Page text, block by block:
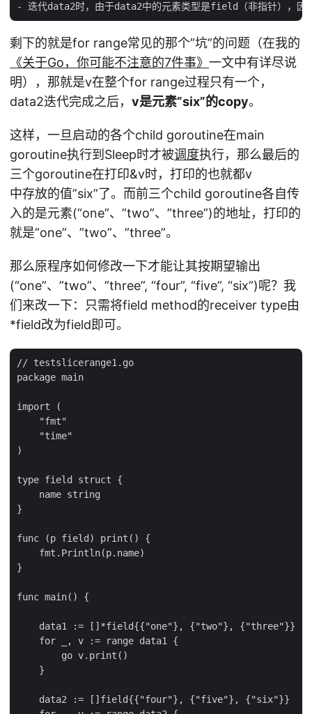
剩下的就是for range常见的那个”坑”的问题（在我的
《关于Go，你可能不注意的7件事》 一文中有详尽说
明），那就是v在整个for range过程只有一个，
data2迭代完成之后， v是元素”six”的copy。
这样，一旦启动的各个child goroutine在main
goroutine执行到Sleep时才被调度执行，那么最后的
三个goroutine在打印&v时，打印的也就都v
中存放的值”six”了。而前三个child goroutine各自传
入的是元素(“one”、”two”、”three”)的地址，打印的
就是”one”、”two”、”three”。
那么原程序如何修改一下才能让其按期望输出
(“one”、”two”、”three”, “four”, “five”, “six”)呢？我
们来改一下：只需将field method的receiver type由
*field改为field即可。
// testslicerange1.go
package main
import (
    "fmt"
    "time"
)
type field struct {
    name string
}
func (p field) print() {
    fmt.Println(p.name)
}
func main() {
    data1 := []*field{{"one"}, {"two"}, {"three"}}
    for _, v := range data1 {
        go v.print()
    }
    data2 := []field{{"four"}, {"five"}, {"six"}}